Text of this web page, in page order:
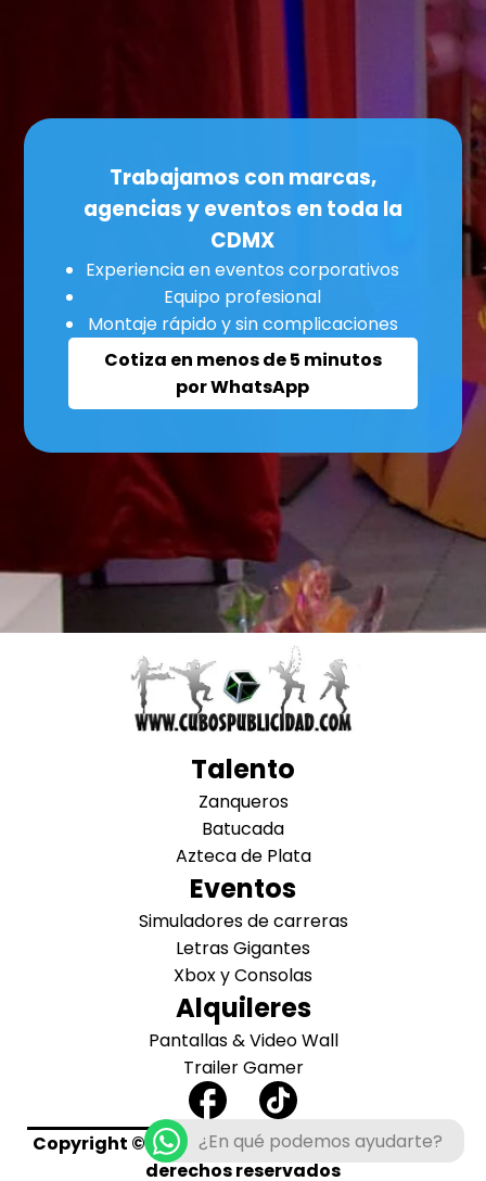
¿En qué podemos ayudarte?
Trabajamos con marcas,
agencias y eventos en toda la
CDMX
Experiencia en eventos corporativos
Equipo profesional
Montaje rápido y sin complicaciones
Cotiza en menos de 5 minutos
por WhatsApp
Talento
Zanqueros
Batucada
Azteca de Plata
Eventos
Simuladores de carreras
Letras Gigantes
Xbox y Consolas
Alquileres
Pantallas & Video Wall
Trailer Gamer
Copyright © 2024 CubosPublicidad. Todos los
derechos reservados